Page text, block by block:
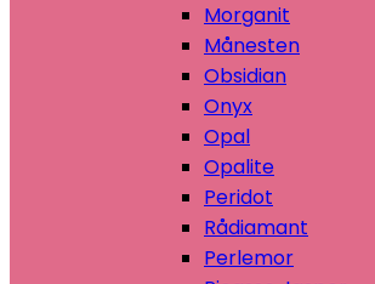
Morganit
Månesten
Obsidian
Onyx
Opal
Opalite
Peridot
Rådiamant
Perlemor